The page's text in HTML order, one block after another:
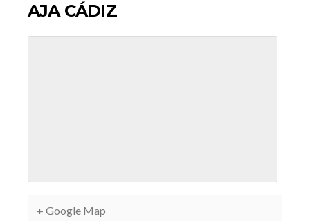
AJA CÁDIZ
+ Google Map